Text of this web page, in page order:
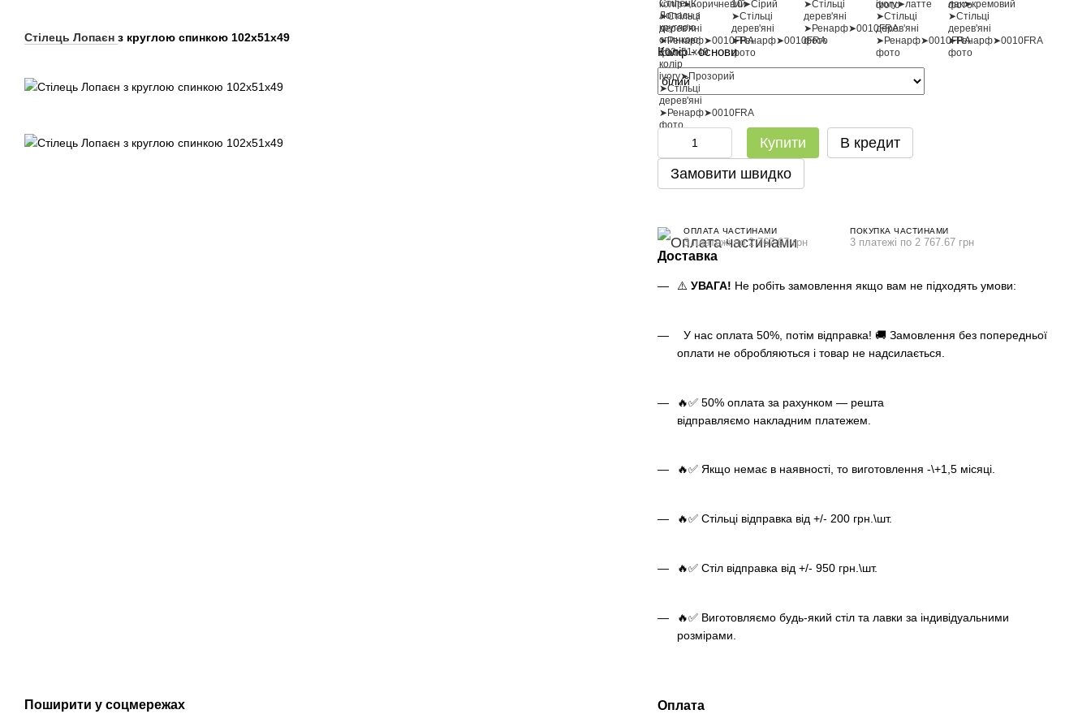
Стілець Лопаєн з круглою спинкою 102х51х49
Поширити у соцмережах
Колір - основи
Купити
В кредит
Замовити швидко
ОПЛАТА ЧАСТИНАМИ
3 платежі по 2 767.67 грн
ПОКУПКА ЧАСТИНАМИ
3 платежі по 2 767.67 грн
Доставка
⚠️УВАГА! Не робіть замовлення якщо вам не підходять умови:
У нас оплата 50%, потім відправка! 🚚 Замовлення без попередньої
оплати не обробляються і товар не надсилається.
🔥✅ 50% оплата за рахунком — решта
відправляємо накладним платежем.
🔥✅ Якщо немає в наявності, то виготовлення -\+1,5 місяці.
🔥✅ Стільці відправка від +/- 200 грн.\шт.
🔥✅ Стіл відправка від +/- 950 грн.\шт.
🔥✅ Виготовляємо будь-який стіл та лавки за індивідуальними
розмірами.
Оплата